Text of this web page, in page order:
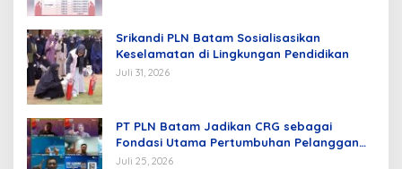
Srikandi PLN Batam Sosialisasikan
Keselamatan di Lingkungan Pendidikan
Juli 31, 2026
PT PLN Batam Jadikan CRG sebagai
Fondasi Utama Pertumbuhan Pelanggan
dan Pembangunan Infrastruktur
Juli 25, 2026